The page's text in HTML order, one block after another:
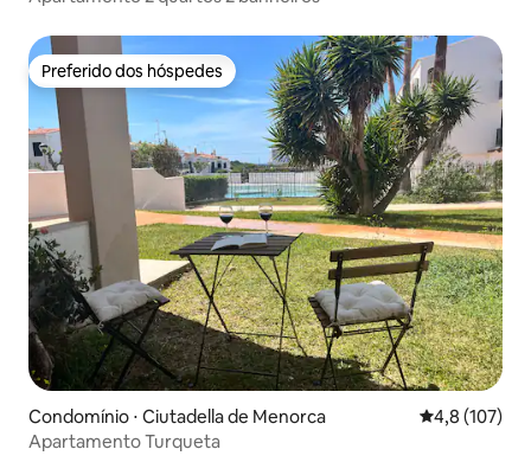
Preferido dos hóspedes
Preferido dos hóspedes
Condomínio ⋅ Ciutadella de Menorca 4,8 de uma
4,8 (107)
Apartamento Turqueta